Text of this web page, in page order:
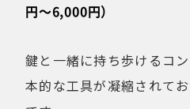
円〜6,000円）
鍵と一緒に持ち歩けるコ
本的な工具が凝縮されて